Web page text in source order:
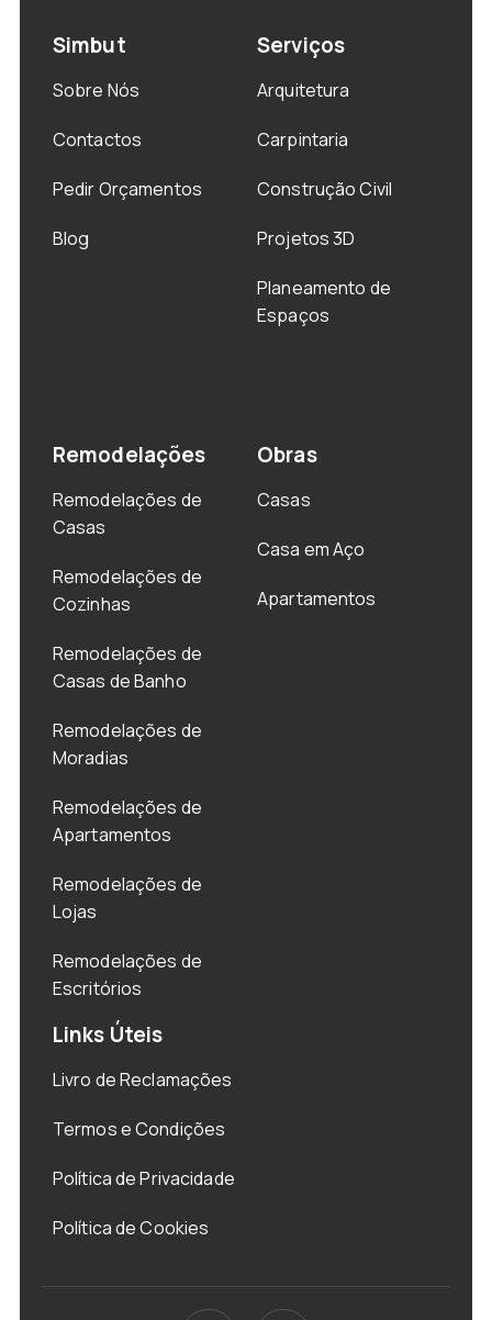
Simbut
Sobre Nós
Contactos
Pedir Orçamentos
Blog
Serviços
Arquitetura
Carpintaria
Construção Civil
Projetos 3D
Planeamento de
Espaços
Remodelações
Remodelações de
Casas
Remodelações de
Cozinhas
Remodelações de
Casas de Banho
Remodelações de
Moradias
Remodelações de
Apartamentos
Remodelações de
Lojas
Remodelações de
Escritórios
Obras
Casas
Casa em Aço
Apartamentos
Links Úteis
Livro de Reclamações
Termos e Condições
Política de Privacidade
Política de Cookies